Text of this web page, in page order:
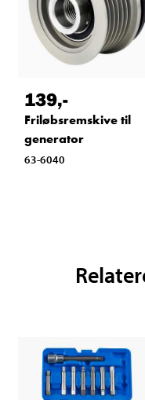
139,-
Friløbsremskive til
generator
63-6040